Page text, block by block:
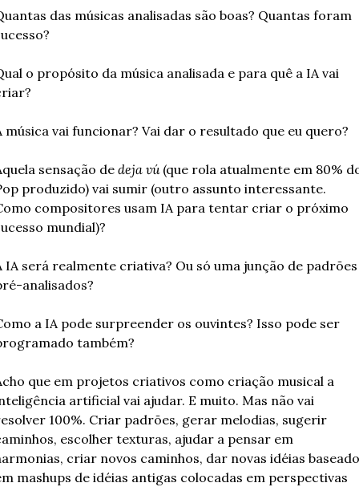
das músicas analisadas são boas? Quantas foram
o propósito da música analisada e para quê a IA vai
música vai funcionar? Vai dar o resultado que eu quero?
sensação de deja vú (que rola atualmente em 80%
produzido) vai sumir (outro assunto interessante.
compositores usam IA para tentar criar o próximo
mundial)?
IA será realmente criativa? Ou só uma junção de padrões
analisados?
a IA pode surpreender os ouvintes? Isso pode ser
também?
que em projetos criativos como criação musical a
artificial vai ajudar. E muito. Mas não vai
100%. Criar padrões, gerar melodias, sugerir
escolher texturas, ajudar a pensar em
criar novos caminhos, dar novas idéias baseado
mashups de idéias antigas colocadas em perspectivas